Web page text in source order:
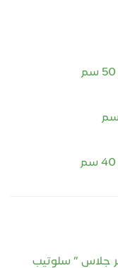
جلاس ” سلوتيب